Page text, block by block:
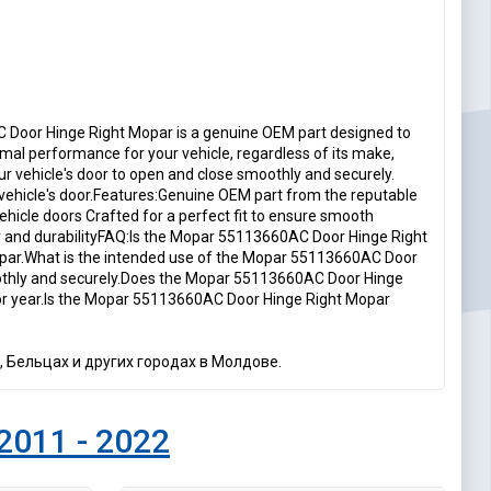
Hinge Right Mopar is a genuine OEM part designed to
performance for your vehicle, regardless of its make,
vehicle's door to open and close smoothly and securely.
door.Features:Genuine OEM part from the reputable
doors Crafted for a perfect fit to ensure smooth
durabilityFAQ:Is the Mopar 55113660AC Door Hinge Right
is the intended use of the Mopar 55113660AC Door
and securely.Does the Mopar 55113660AC Door Hinge
the Mopar 55113660AC Door Hinge Right Mopar
и других городах в Молдове.
- 2022